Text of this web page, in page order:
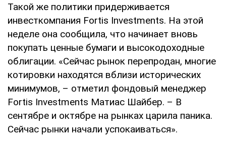
Такой же политики придерживается
инвесткомпания Fortis Investments. На этой
неделе она сообщила, что начинает вновь
покупать ценные бумаги и высокодоходные
облигации. «Сейчас рынок перепродан, многие
котировки находятся вблизи исторических
минимумов, – отметил фондовый менеджер
Fortis Investments Матиас Шайбер. – В
сентябре и октябре на рынках царила паника.
Сейчас рынки начали успокаиваться».